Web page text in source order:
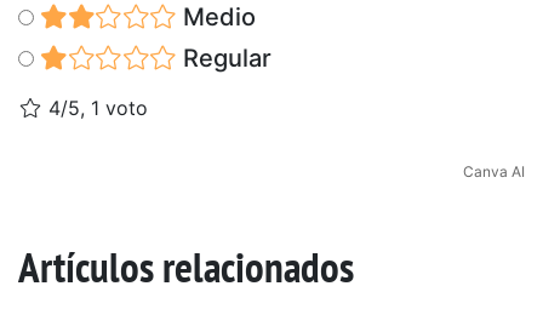
Medio
Regular
4/5, 1 voto
Canva AI
Artículos relacionados